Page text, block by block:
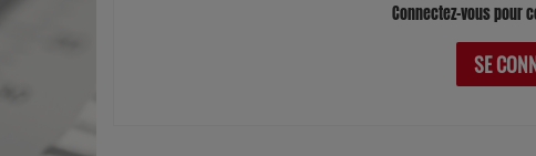
Connectez-vous pour
SE